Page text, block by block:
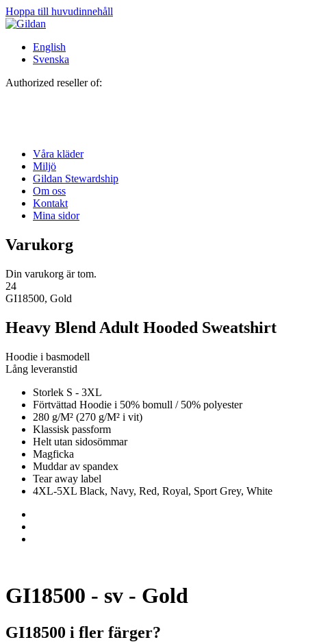
Hoppa till huvudinnehåll
English
Svenska
Authorized reseller of:
Våra kläder
Miljö
Gildan Stewardship
Om oss
Kontakt
Mina sidor
Varukorg
Din varukorg är tom.
24
GI18500, Gold
Heavy Blend Adult Hooded Sweatshirt
Hoodie i basmodell
Lång leveranstid
Storlek S - 3XL
Förtvättad Hoodie i 50% bomull / 50% polyester
280 g/M² (270 g/M² i vit)
Klassisk passform
Helt utan sidosömmar
Magficka
Muddar av spandex
Tear away label
4XL-5XL Black, Navy, Red, Royal, Sport Grey, White
GI18500 - sv - Gold
GI18500 i fler färger?